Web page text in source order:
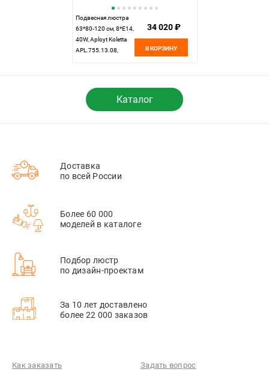
Подвесная люстра
63*80-120 см, 8*E14,
40W, Aployt Koletta
APL.755.13.08,
34 020 ₽
В КОРЗИНУ
Каталог
Доставка
по всей России
Более 60 000
моделей в каталоге
Подбор люстр
по дизайн-проектам
За 10 лет доставлено
более 22 000 заказов
Как заказать Задать вопрос